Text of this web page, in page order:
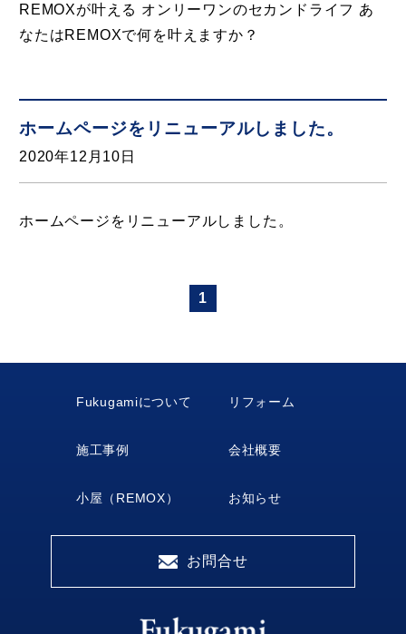
REMOXが叶える オンリーワンのセカンドライフ あ
なたはREMOXで何を叶えますか？
ホームページをリニューアルしました。
2020年12月10日
ホームページをリニューアルしました。
1
Fukugamiについて リフォーム
施工事例 会社概要
小屋（REMOX） お知らせ
お問合せ